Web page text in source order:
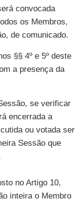
convocada
os Membros,
de comunicado.
§§ 4º e 5º deste
a presença da
se verificar
encerrada a
ou votada ser
Sessão que
no Artigo 10,
inteira o Membro